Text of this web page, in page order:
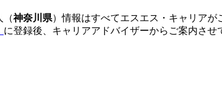
（神奈川県）情報はすべてエスエス・キャリア
に登録後、キャリアアドバイザーからご案内させ